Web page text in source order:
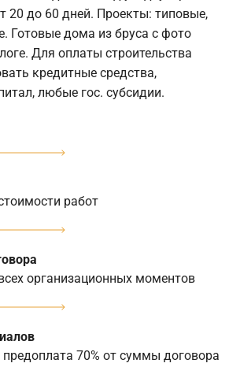
20 до 60 дней. Проекты: типовые,
Готовые дома из бруса с фото
Для оплаты строительства
кредитные средства,
любые гос. субсидии.
работ
организационных моментов
70% от суммы договора